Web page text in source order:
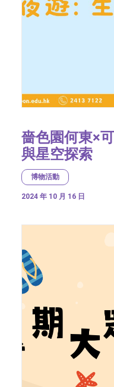
嗇色園何東×
與星空探索
博物活動
2024 年 10 月 16 日